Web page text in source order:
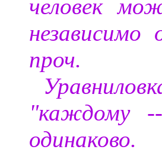
человек
проч.
"каждому
одинаково.